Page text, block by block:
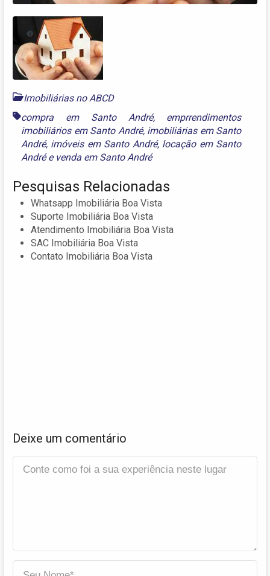
Imobiliárias no ABCD
compra em Santo André, emprrendimentos
imobiliários em Santo André, imobiliárias em Santo
André, imóveis em Santo André, locação em Santo
Andrée venda em Santo André
Pesquisas Relacionadas
Whatsapp Imobiliária Boa Vista
Suporte Imobiliária Boa Vista
Atendimento Imobiliária Boa Vista
SAC Imobiliária Boa Vista
Contato Imobiliária Boa Vista
Deixe um comentário